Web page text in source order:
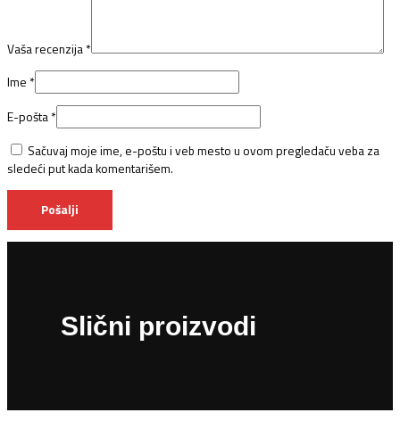
Vaša recenzija *
Ime *
E-pošta *
Sačuvaj moje ime, e-poštu i veb mesto u ovom pregledaču veba za
sledeći put kada komentarišem.
Slični proizvodi